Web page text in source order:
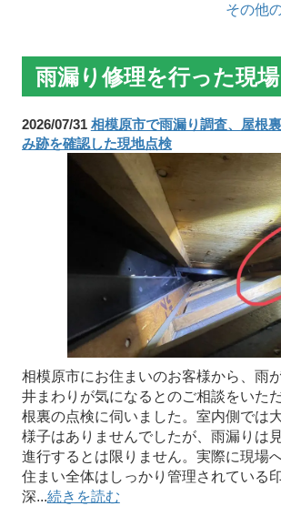
その他
雨漏り修理を行った現
2026/07/31 相模原市で雨漏り調査、屋根
み跡を確認した現地点検
相模原市にお住まいのお客様から、雨
井まわりが気になるとのご相談をいた
根裏の点検に伺いました。室内側では
様子はありませんでしたが、雨漏りは
進行するとは限りません。実際に現場
住まい全体はしっかり管理されている
深...続きを読む